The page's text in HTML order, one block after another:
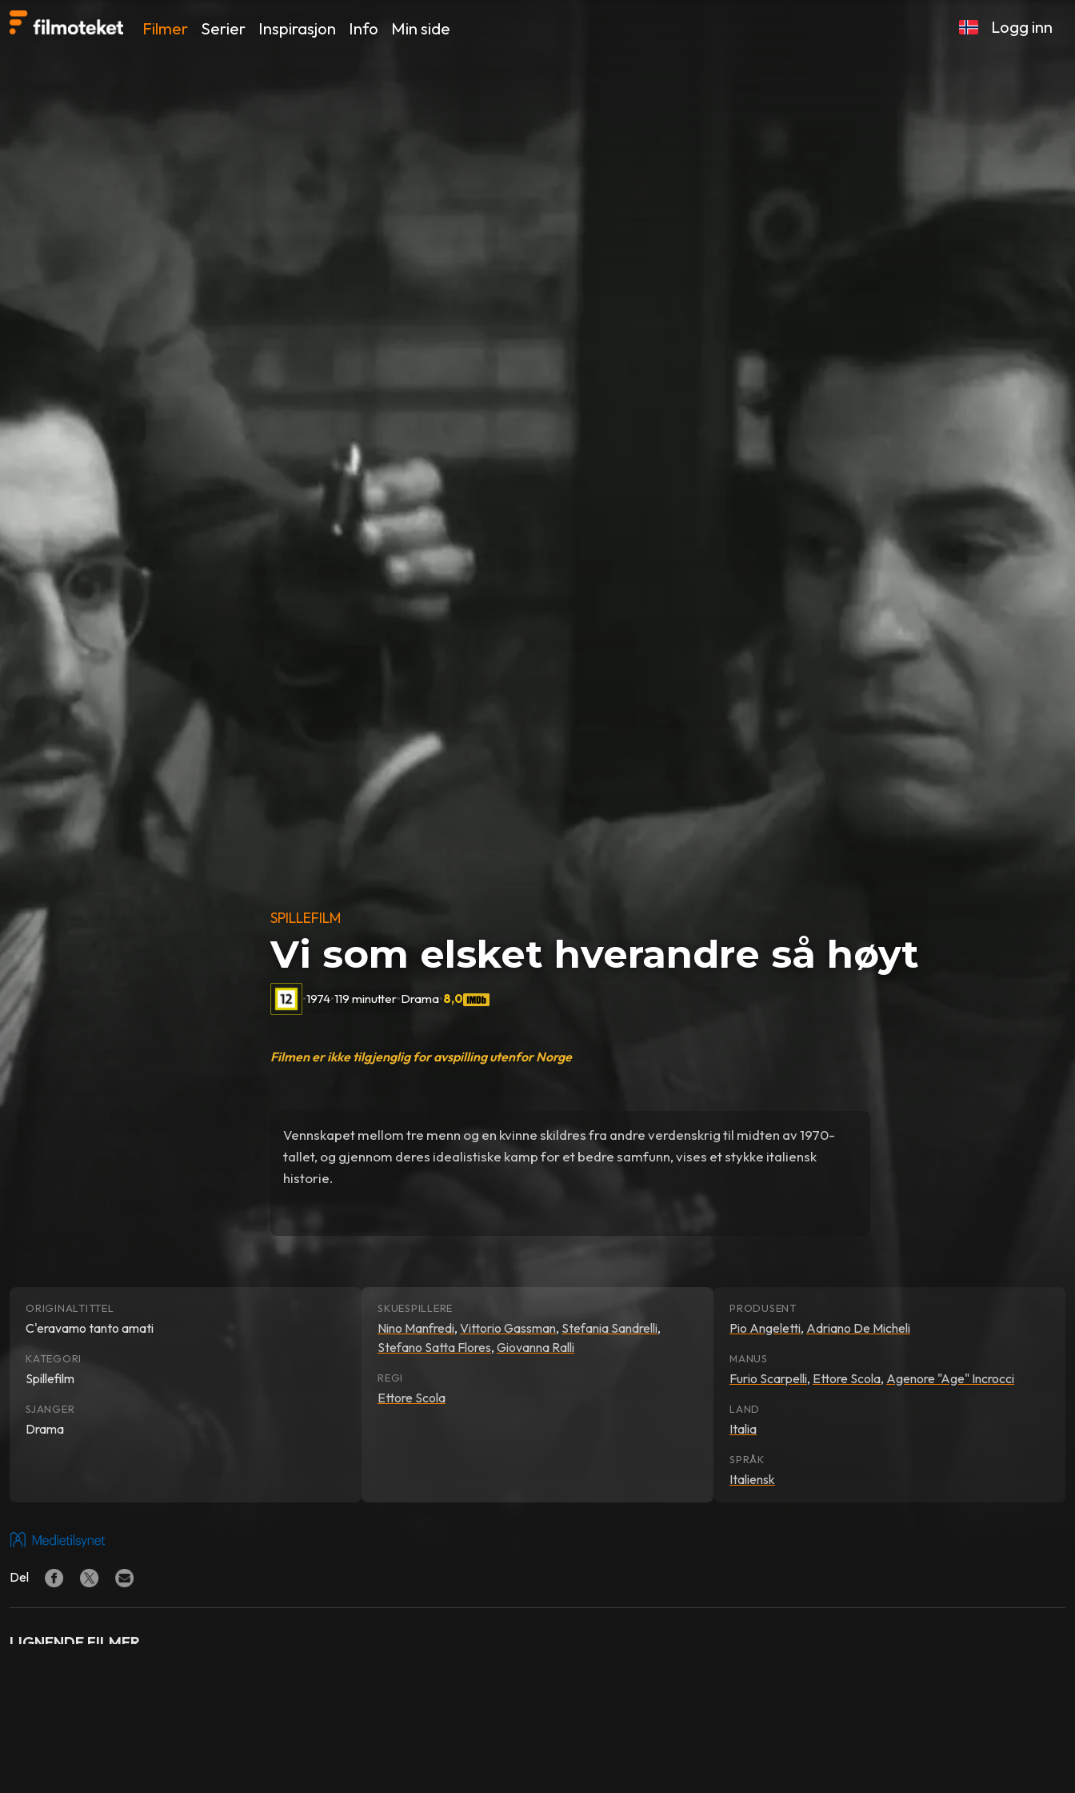
Filmer Serier Inspirasjon Info Min side Logg inn
SPILLEFILM
Vi som elsket hverandre så høyt
•1974•119 minutter•Drama•8,0
Filmen er ikke tilgjenglig for avspilling utenfor Norge
Vennskapet mellom tre menn og en kvinne skildres fra andre verdenskrig til midten av 1970-
tallet, og gjennom deres idealistiske kamp for et bedre samfunn, vises et stykke italiensk
historie.
ORIGINALTITTEL
C'eravamo tanto amati
KATEGORI
Spillefilm
SJANGER
Drama
SKUESPILLERE
Nino Manfredi, Vittorio Gassman, Stefania Sandrelli,
Stefano Satta Flores, Giovanna Ralli
REGI
Ettore Scola
PRODUSENT
Pio Angeletti, Adriano De Micheli
MANUS
Furio Scarpelli, Ettore Scola, Agenore "Age" Incrocci
LAND
Italia
SPRÅK
Italiensk
Del
LIGNENDE FILMER